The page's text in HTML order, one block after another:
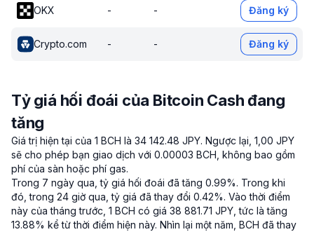
OKX - - Đăng ký
Crypto.com - - Đăng ký
Tỷ giá hối đoái của Bitcoin Cash đang
tăng
Giá trị hiện tại của 1 BCH là 34 142.48 JPY. Ngược lại, 1,00 JPY
sẽ cho phép bạn giao dịch với 0.00003 BCH, không bao gồm
phí của sàn hoặc phí gas.
Trong 7 ngày qua, tỷ giá hối đoái đã tăng 0.99%. Trong khi
đó, trong 24 giờ qua, tỷ giá đã thay đổi 0.42%. Vào thời điểm
này của tháng trước, 1 BCH có giá 38 881.71 JPY, tức là tăng
13.88% kể từ thời điểm hiện này. Nhìn lại một năm, BCH đã thay